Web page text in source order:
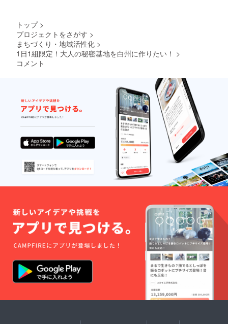
トップ >
プロジェクトをさがす >
まちづくり・地域活性化 >
1日1組限定！大人の秘密基地を白州に作りたい！ >
コメント